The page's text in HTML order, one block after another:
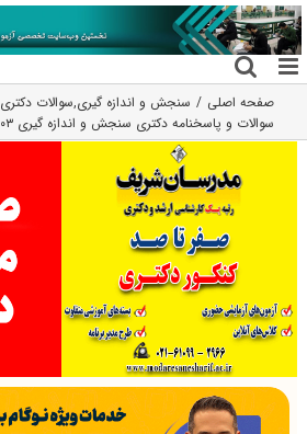
رفتن
به
محتوا
صفحه اصلی سنجش و اندازه گیری,سوالات دکتری ۱۴۰۳
سوالات و پاسخنامه دکتری سنجش و اندازه گیری ۱۴۰۳